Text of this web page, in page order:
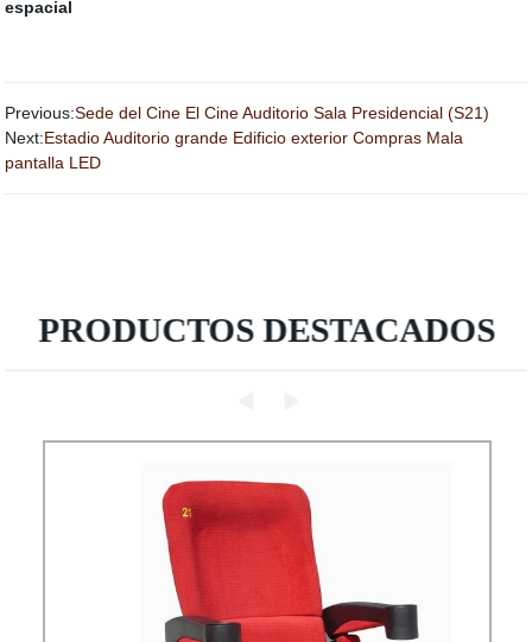
espacial
Previous:Sede del Cine El Cine Auditorio Sala Presidencial (S21)
Next:Estadio Auditorio grande Edificio exterior Compras Mala
pantalla LED
PRODUCTOS DESTACADOS